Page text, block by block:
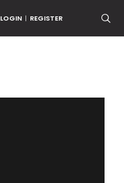
LOGIN | REGISTER